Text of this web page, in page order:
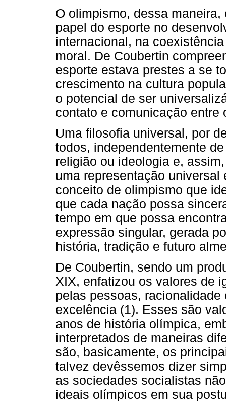
O olimpismo, dessa
papel do esporte no
internacional, na
moral. De Coubertin
esporte estava prestes a se
crescimento na cultura
o potencial de ser
contato e comunicação entre
Uma filosofia universal, por
todos, independentemente
religião ou ideologia e,
uma representação
conceito de olimpismo que
que cada nação possa
tempo em que possa
expressão singular, gerada
história, tradição e futuro
De Coubertin, sendo um
XIX, enfatizou os valores de
pelas pessoas,
excelência (1). Esses são
anos de história olímpica,
interpretados de maneiras
são, basicamente, os
talvez devêssemos dizer
as sociedades socialistas
ideais olímpicos em sua